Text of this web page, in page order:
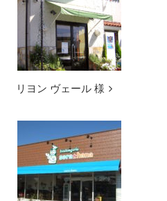
リヨン ヴェール 様